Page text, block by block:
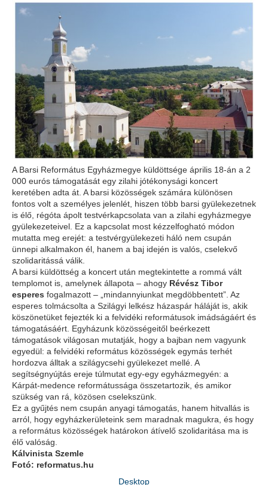
A Barsi Református Egyházmegye küldöttsége április 18-án a 2
000 eurós támogatását egy zilahi jótékonysági koncert
keretében adta át. A barsi közösségek számára különösen
fontos volt a személyes jelenlét, hiszen több barsi gyülekezetnek
is élő, régóta ápolt testvérkapcsolata van a zilahi egyházmegye
gyülekezeteivel. Ez a kapcsolat most kézzelfogható módon
mutatta meg erejét: a testvérgyülekezeti háló nem csupán
ünnepi alkalmakon él, hanem a baj idején is valós, cselekvő
szolidaritássá válik.
A barsi küldöttség a koncert után megtekintette a rommá vált
templomot is, amelynek állapota – ahogy Révész Tibor
esperes fogalmazott – „mindannyiunkat megdöbbentett”. Az
esperes tolmácsolta a Szilágyi lelkész házaspár háláját is, akik
köszönetüket fejezték ki a felvidéki reformátusok imádságáért és
támogatásáért. Egyházunk közösségeitől beérkezett
támogatások világosan mutatják, hogy a bajban nem vagyunk
egyedül: a felvidéki református közösségek egymás terhét
hordozva álltak a szilágycsehi gyülekezet mellé. A
segítségnyújtás ereje túlmutat egy-egy egyházmegyén: a
Kárpát-medence reformátussága összetartozik, és amikor
szükség van rá, közösen cselekszünk.
Ez a gyűjtés nem csupán anyagi támogatás, hanem hitvallás is
arról, hogy egyházkerületeink sem maradnak magukra, és hogy
a református közösségek határokon átívelő szolidaritása ma is
élő valóság.
Kálvinista Szemle
Fotó: reformatus.hu
Desktop